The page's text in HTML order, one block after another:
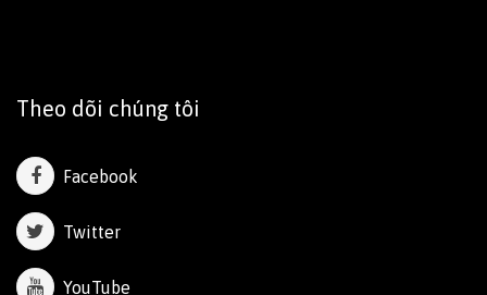
Theo dõi chúng tôi
Facebook
Twitter
YouTube